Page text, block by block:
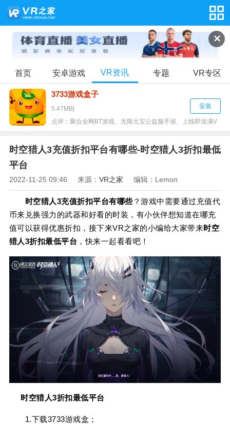
✕
首页 安卓游戏 VR资讯 专题 VR专区
3733游戏盒子
5.47MB|
点评： 聚合全网BT游戏、无限元宝公益服手游、上线即送满V
安装
时空猎人3充值折扣平台有哪些-时空猎人3折扣最低
平台
2022-11-25 09:46 来源： VR之家 编辑：Lemon
时空猎人3充值折扣平台有哪些？游戏中需要通过充值代
币来兑换强力的武器和好看的时装，有小伙伴想知道在哪充
值可以获得优惠折扣，接下来VR之家的小编给大家带来时空
猎人3折扣最低平台 ，快来一起看看吧！
时空猎人3折扣最低平台
1.下载3733游戏盒；